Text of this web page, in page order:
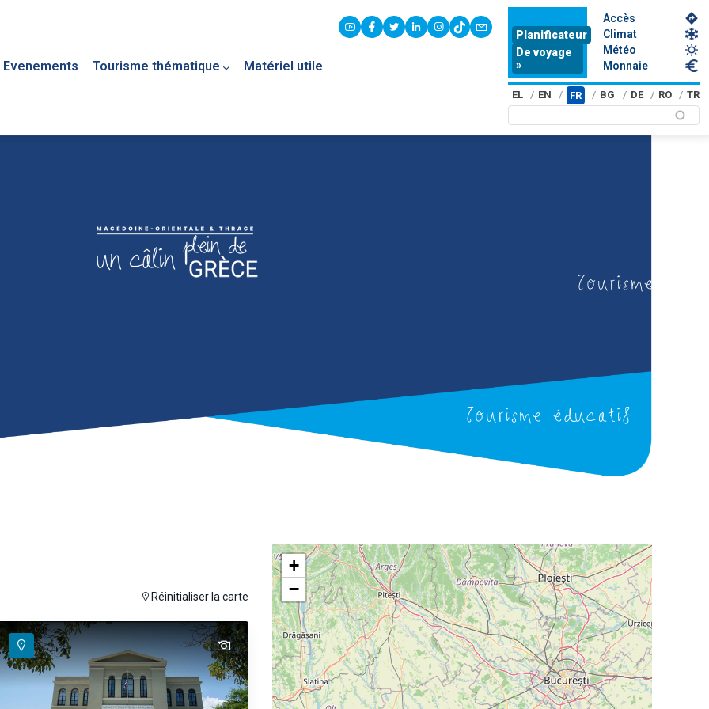
Evenements Tourisme thématique Matériel utile
youtubefacebook
twitterlinkedininstagram
tiktokcontact
Planificateur
De voyage
»
Accès
Climat
Météo
Monnaie
EL EN FR BG DE RO TR
Tourisme éducatif
Tourisme
hover Réinitialiser la carte
text
+
−